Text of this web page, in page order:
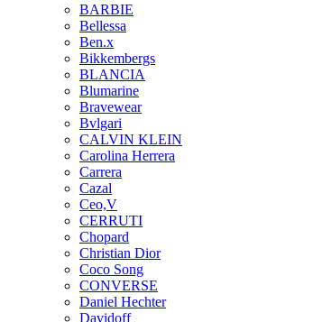
BARBIE
Bellessa
Ben.x
Bikkembergs
BLANCIA
Blumarine
Bravewear
Bvlgari
CALVIN KLEIN
Carolina Herrera
Carrera
Cazal
Ceo,V
CERRUTI
Chopard
Christian Dior
Coco Song
CONVERSE
Daniel Hechter
Davidoff